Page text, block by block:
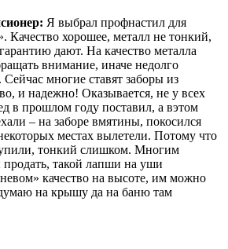
Я выбрал профнастил для
Качество хорошее, металл не тонкий,
дают. На качество металла
внимание, иначе недолго
Сейчас многие ставят заборы из
и надежно! Оказывается, не у всех
в прошлом году поставил, а вэтом
– на заборе вмятины, покосился
местах вылетели. Потому что
тонкий слишком. Многим
такой лапши на уши
качество на высоте, им можно
думаю на крышу да на баню там